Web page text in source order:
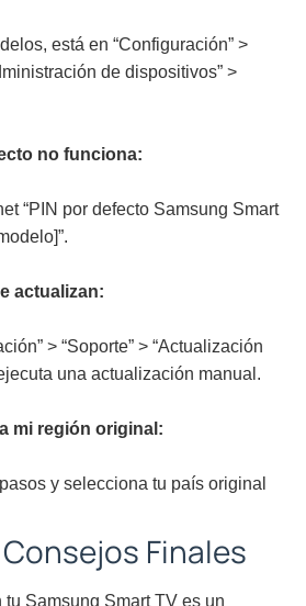
está en “Configuración” >
de dispositivos” >
no funciona:
“PIN por defecto Samsung Smart
actualizan:
> “Soporte” > “Actualización
una actualización manual.
mi región original:
y selecciona tu país original
Finales
Samsung Smart TV es un